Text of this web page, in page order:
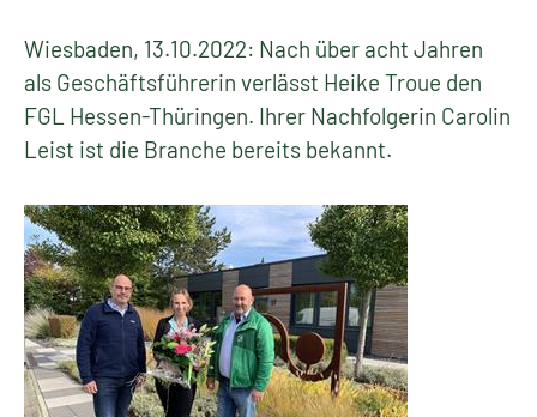
Wiesbaden, 13.10.2022: Nach über acht Jahren
als Geschäftsführerin verlässt Heike Troue den
FGL Hessen-Thüringen. Ihrer Nachfolgerin Carolin
Leist ist die Branche bereits bekannt.